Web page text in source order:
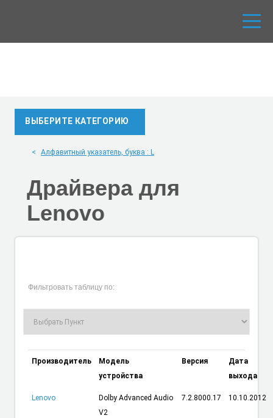
ВЫБЕРИТЕ КАТЕГОРИЮ
Алфавитный указатель, буква : L
Драйвера для
Lenovo
Фильтровать таблицу по:
Производитель
Модель
устройства
Версия
Дата
выхода
Lenovo
Dolby Advanced Audio
V2
7.2.8000.17 10.10.2012